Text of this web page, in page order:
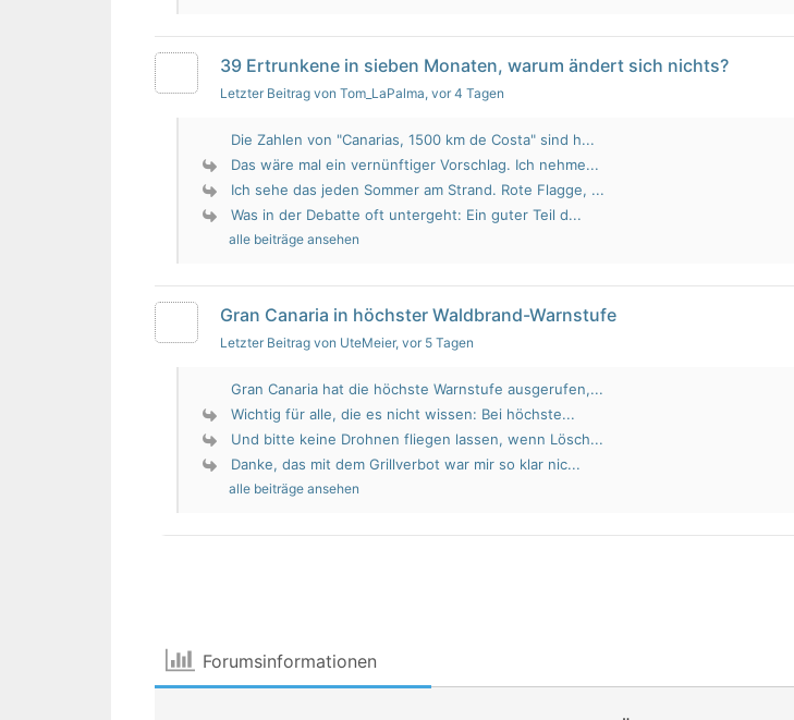
39 Ertrunkene in sieben Monaten, warum ändert sich nichts?
Letzter Beitrag von Tom_LaPalma, vor 4 Tagen
Die Zahlen von "Canarias, 1500 km de Costa" sind h...
Das wäre mal ein vernünftiger Vorschlag. Ich nehme...
Ich sehe das jeden Sommer am Strand. Rote Flagge, ...
Was in der Debatte oft untergeht: Ein guter Teil d...
alle beiträge ansehen
Gran Canaria in höchster Waldbrand-Warnstufe
Letzter Beitrag von UteMeier, vor 5 Tagen
Gran Canaria hat die höchste Warnstufe ausgerufen,...
Wichtig für alle, die es nicht wissen: Bei höchste...
Und bitte keine Drohnen fliegen lassen, wenn Lösch...
Danke, das mit dem Grillverbot war mir so klar nic...
alle beiträge ansehen
Forumsinformationen